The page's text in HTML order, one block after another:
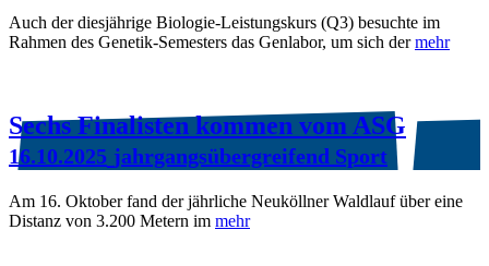
Auch der diesjährige Biologie-Leistungskurs (Q3) besuchte im
Rahmen des Genetik-Semesters das Genlabor, um sich dermehr
Sechs Finalisten kommen vom ASG
16.10.2025 jahrgangsübergreifend Sport
Am 16. Oktober fand der jährliche Neuköllner Waldlauf über eine
Distanz von 3.200 Metern im mehr